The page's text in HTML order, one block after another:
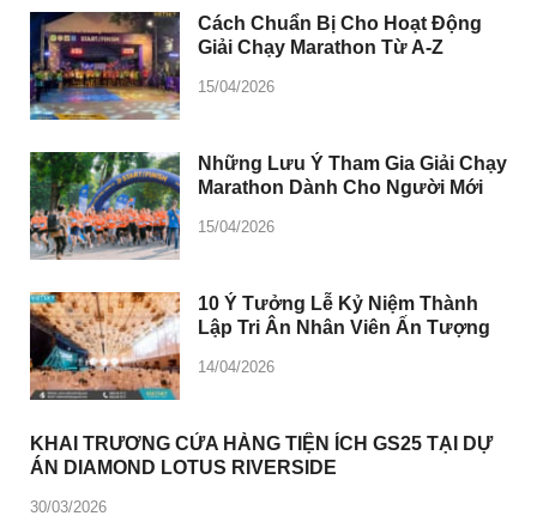
Cách Chuẩn Bị Cho Hoạt Động
Giải Chạy Marathon Từ A-Z
15/04/2026
Những Lưu Ý Tham Gia Giải Chạy
Marathon Dành Cho Người Mới
15/04/2026
10 Ý Tưởng Lễ Kỷ Niệm Thành
Lập Tri Ân Nhân Viên Ấn Tượng
14/04/2026
KHAI TRƯƠNG CỬA HÀNG TIỆN ÍCH GS25 TẠI DỰ
ÁN DIAMOND LOTUS RIVERSIDE
30/03/2026